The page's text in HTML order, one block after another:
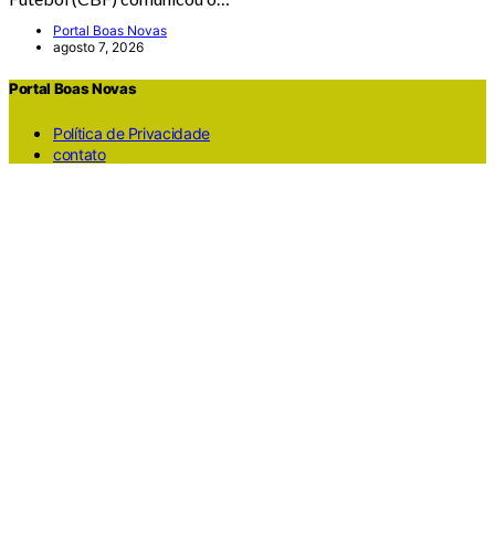
Portal Boas Novas
agosto 7, 2026
Portal Boas Novas
Política de Privacidade
contato